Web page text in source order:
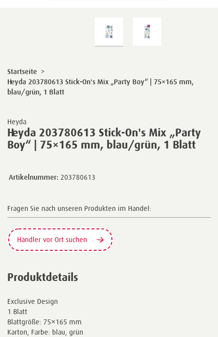
Heyda
Heyda 203780613 Stick-On's Mix „Party
Boy“ | 75×165 mm, blau/grün, 1 Blatt
Startseite >
Heyda 203780613 Stick-On's Mix „Party Boy“ | 75×165 mm,
blau/grün, 1 Blatt
Artikelnummer: 203780613
Fragen Sie nach unseren Produkten im Handel:
Händler vor Ort suchen
Produktdetails
Exclusive Design
1 Blatt
Blattgröße: 75×165 mm
Karton, Farbe: blau, grün